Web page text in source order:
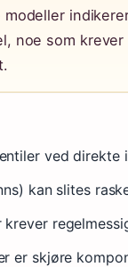
noe som krever
ved direkte
kan slites
er skjøre